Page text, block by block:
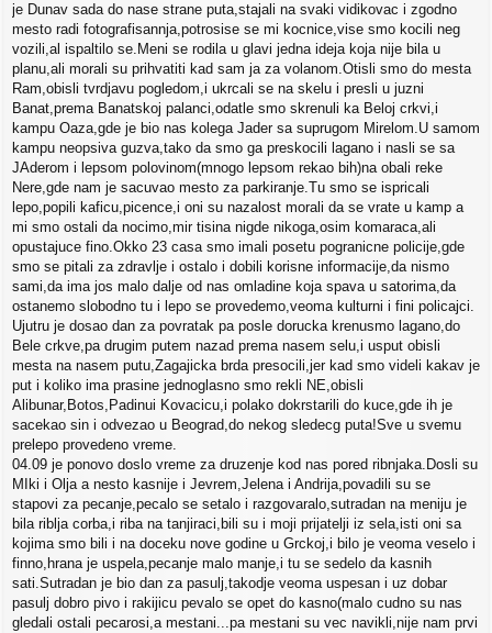
je Dunav sada do nase strane puta,stajali na svaki vidikovac i zgodno
mesto radi fotografisannja,potrosise se mi kocnice,vise smo kocili neg
vozili,al ispaltilo se.Meni se rodila u glavi jedna ideja koja nije bila u
planu,ali morali su prihvatiti kad sam ja za volanom.Otisli smo do mesta
Ram,obisli tvrdjavu pogledom,i ukrcali se na skelu i presli u juzni
Banat,prema Banatskoj palanci,odatle smo skrenuli ka Beloj crkvi,i
kampu Oaza,gde je bio nas kolega Jader sa suprugom Mirelom.U samom
kampu neopsiva guzva,tako da smo ga preskocili lagano i nasli se sa
JAderom i lepsom polovinom(mnogo lepsom rekao bih)na obali reke
Nere,gde nam je sacuvao mesto za parkiranje.Tu smo se ispricali
lepo,popili kaficu,picence,i oni su nazalost morali da se vrate u kamp a
mi smo ostali da nocimo,mir tisina nigde nikoga,osim komaraca,ali
opustajuce fino.Okko 23 casa smo imali posetu pogranicne policije,gde
smo se pitali za zdravlje i ostalo i dobili korisne informacije,da nismo
sami,da ima jos malo dalje od nas omladine koja spava u satorima,da
ostanemo slobodno tu i lepo se provedemo,veoma kulturni i fini policajci.
Ujutru je dosao dan za povratak pa posle dorucka krenusmo lagano,do
Bele crkve,pa drugim putem nazad prema nasem selu,i usput obisli
mesta na nasem putu,Zagajicka brda presocili,jer kad smo videli kakav je
put i koliko ima prasine jednoglasno smo rekli NE,obisli
Alibunar,Botos,Padinui Kovacicu,i polako dokrstarili do kuce,gde ih je
sacekao sin i odvezao u Beograd,do nekog sledecg puta!Sve u svemu
prelepo provedeno vreme.
04.09 je ponovo doslo vreme za druzenje kod nas pored ribnjaka.Dosli su
MIki i Olja a nesto kasnije i Jevrem,Jelena i Andrija,povadili su se
stapovi za pecanje,pecalo se setalo i razgovaralo,sutradan na meniju je
bila riblja corba,i riba na tanjiraci,bili su i moji prijatelji iz sela,isti oni sa
kojima smo bili i na doceku nove godine u Grckoj,i bilo je veoma veselo i
finno,hrana je uspela,pecanje malo manje,i tu se sedelo da kasnih
sati.Sutradan je bio dan za pasulj,takodje veoma uspesan i uz dobar
pasulj dobro pivo i rakijicu pevalo se opet do kasno(malo cudno su nas
gledali ostali pecarosi,a mestani...pa mestani su vec navikli,nije nam prvi